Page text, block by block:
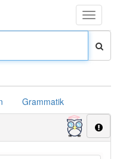
Toggle
Grammatik